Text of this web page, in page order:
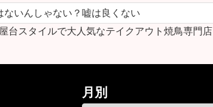
ないんしゃない？嘘は良くない
台スタイルで大人気なテイクアウト焼鳥専門店
月別